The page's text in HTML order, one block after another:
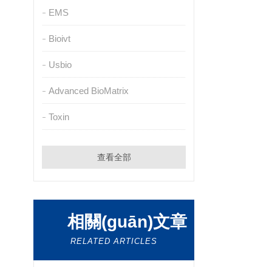
EMS
Bioivt
Usbio
Advanced BioMatrix
Toxin
查看全部
相關(guān)文章
RELATED ARTICLES